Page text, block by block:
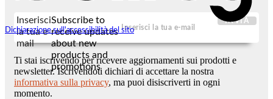
Dichiarazione sull'accessibilità del sito
Inserisci
la tua e-
mail
Subscribe to
receive updates
about new
products and
promotions
INVIA
Ti stai iscrivendo per ricevere aggiornamenti sui prodotti e
newsletter. Iscrivendoti dichiari di accettare la nostra
informativa sulla privacy, ma puoi disiscriverti in ogni
momento.